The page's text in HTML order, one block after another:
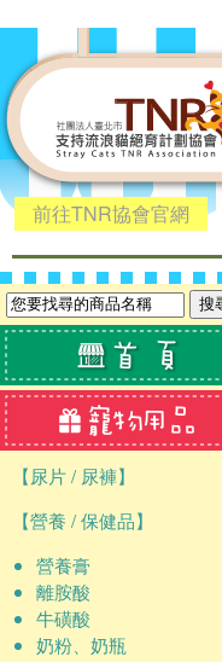
前往TNR協會官網
【尿片 / 尿褲】
【營養 / 保健品】
營養膏
離胺酸
牛磺酸
奶粉、奶瓶